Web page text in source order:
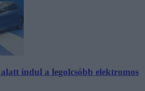
indul a legolcsóbb elektromos